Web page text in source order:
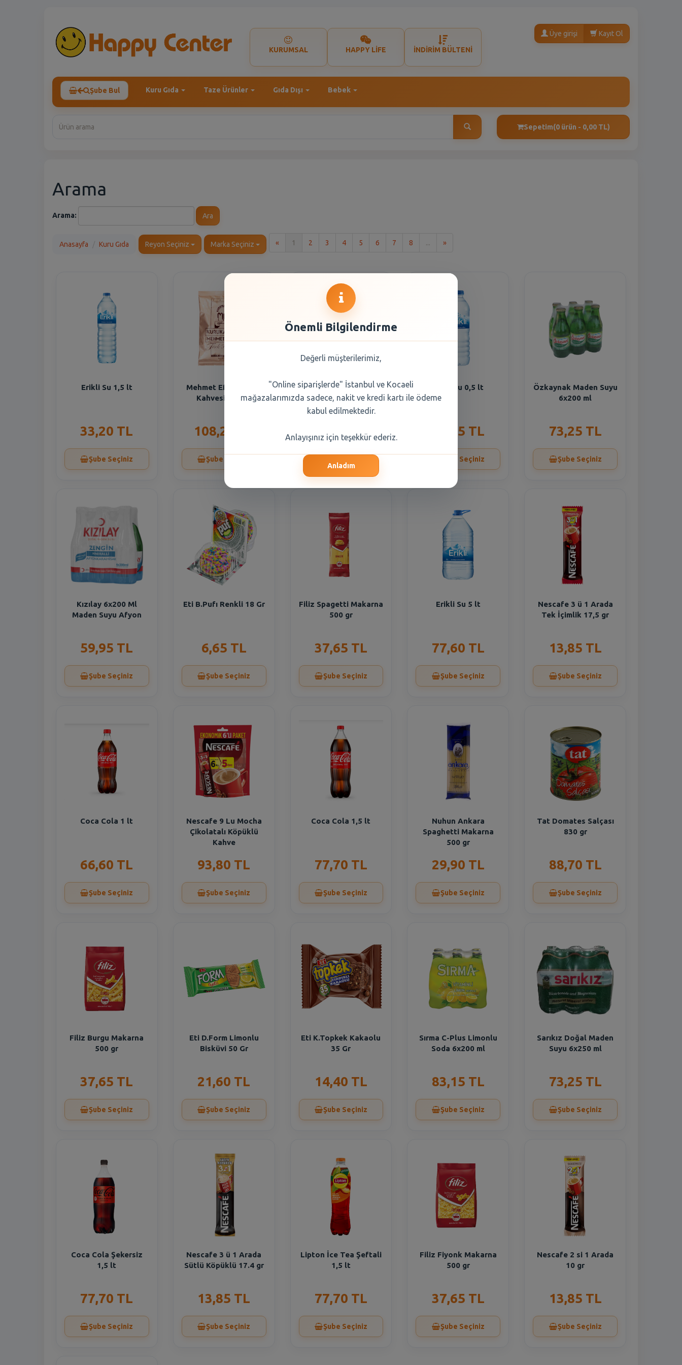
KURUMSAL HAPPY LİFE İNDİRİM BÜLTENİ
Üye girişi Kayıt Ol
Şube Bul Kuru Gıda Taze Ürünler Gıda Dışı Bebek
Sepetim(0 ürün - 0,00 TL)
Arama
Arama: Ara
Anasayfa Kuru Gıda Reyon Seçiniz Marka Seçiniz « 1 2 3 4 5 6 7 8 ... »Son
Erikli Su 1,5 lt
33,20 TL
Şube Seçiniz
Mehmet Efendi Türk
Kahvesi 100 Gr
108,20 TL
Şube Seçiniz
Balküpü Küp Şeker
Gold 1000 gr
60,95 TL
Erikli Su 0,5 lt
16,55 TL
Şube Seçiniz
Özkaynak Maden Suyu
6x200 ml
73,25 TL
Şube Seçiniz
Kızılay 6x200 Ml
Maden Suyu Afyon
59,95 TL
Şube Seçiniz
Eti B.Pufı Renkli 18 Gr
6,65 TL
Şube Seçiniz
Filiz Spagetti Makarna
500 gr
37,65 TL
Şube Seçiniz
Erikli Su 5 lt
77,60 TL
Şube Seçiniz
Nescafe 3 ü 1 Arada
Tek İçimlik 17,5 gr
13,85 TL
Şube Seçiniz
Coca Cola 1 lt
66,60 TL
Şube Seçiniz
Nescafe 9 Lu Mocha
Çikolatalı Köpüklü
Kahve
93,80 TL
Şube Seçiniz
Coca Cola 1,5 lt
77,70 TL
Şube Seçiniz
Nuhun Ankara
Spaghetti Makarna
500 gr
29,90 TL
Şube Seçiniz
Tat Domates Salçası
830 gr
88,70 TL
Şube Seçiniz
Filiz Burgu Makarna
500 gr
37,65 TL
Şube Seçiniz
Eti D.Form Limonlu
Bisküvi 50 Gr
21,60 TL
Şube Seçiniz
Eti K.Topkek Kakaolu
35 Gr
14,40 TL
Şube Seçiniz
Sırma C-Plus Limonlu
Soda 6x200 ml
83,15 TL
Şube Seçiniz
Sarıkız Doğal Maden
Suyu 6x250 ml
73,25 TL
Şube Seçiniz
Coca Cola Şekersiz
1,5 lt
77,70 TL
Şube Seçiniz
Nescafe 3 ü 1 Arada
Sütlü Köpüklü 17.4 gr
13,85 TL
Şube Seçiniz
Lipton İce Tea Şeftali
1,5 lt
77,70 TL
Şube Seçiniz
Filiz Fiyonk Makarna
500 gr
37,65 TL
Şube Seçiniz
Nescafe 2 si 1 Arada
10 gr
13,85 TL
Şube Seçiniz
Önemli Bilgilendirme
Değerli müşterilerimiz,
"Online siparişlerde" İstanbul ve Kocaeli
mağazalarımızda sadece, nakit ve kredi kartı ile ödeme
kabul edilmektedir.
Anlayışınız için teşekkür ederiz.
Anladım